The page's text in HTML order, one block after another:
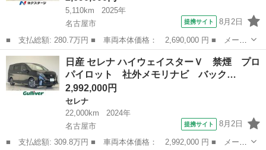
5,110km
2025年
名古屋市
提携サイト 8月2日
■ 支払総額: 280.7万円 ■ 車両本体価格： 2,690,000 円 ■ メーカ
ー名： 日産 ■ 車種名： オーラ ■ グレード名： Ｇ レザーエ
ディション 純正９型ナビ 全周囲カメラ ＢＯＳＥサウンド 衝突
軽減 デ...
愛知 名古屋市
日産 セレナ ハイウェイスターＶ 禁煙 プロ
パイロット 社外メモリナビ バック…
2,992,000円
セレナ
22,000km
2024年
名古屋市
提携サイト 8月2日
■ 支払総額: 309.8万円 ■ 車両本体価格： 2,992,000 円 ■ メーカ